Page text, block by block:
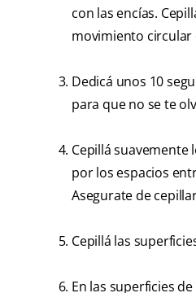
con las encías.
movimiento
Dedicá unos 10
para que no se te
Cepillá suavemente
por los espacios
Asegurate de
Cepillá las
En las superficies